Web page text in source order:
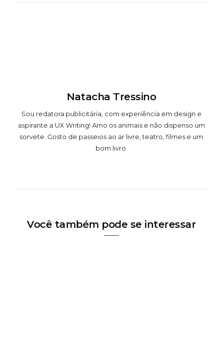
Natacha Tressino
Sou redatora publicitária, com experiência em design e
aspirante a UX Writing! Amo os animais e não dispenso um
sorvete. Gosto de passeios ao ar livre, teatro, filmes e um
bom livro.
Você também pode se interessar